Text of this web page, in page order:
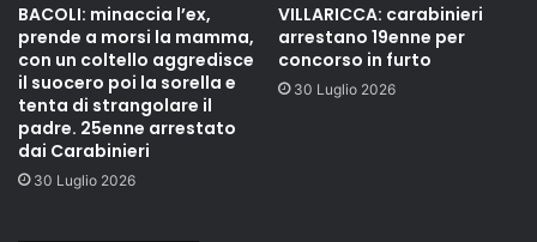
BACOLI: minaccia l’ex,
prende a morsi la mamma,
con un coltello aggredisce
il suocero poi la sorella e
tenta di strangolare il
padre. 25enne arrestato
dai Carabinieri
30 Luglio 2026
VILLARICCA: carabinieri
arrestano 19enne per
concorso in furto
30 Luglio 2026